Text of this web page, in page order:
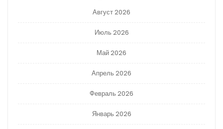
Август 2026
Июль 2026
Май 2026
Апрель 2026
Февраль 2026
Январь 2026